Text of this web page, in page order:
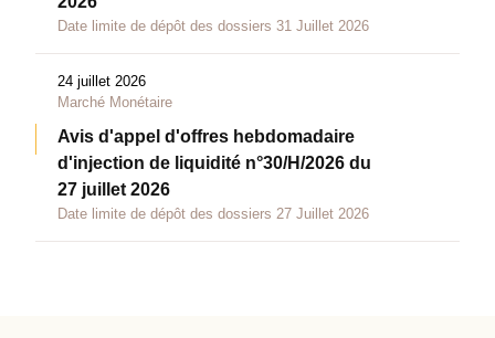
Date limite de dépôt des dossiers 31 Juillet 2026
24 juillet 2026
Marché Monétaire
Avis d'appel d'offres hebdomadaire
d'injection de liquidité n°30/H/2026 du
27 juillet 2026
Date limite de dépôt des dossiers 27 Juillet 2026